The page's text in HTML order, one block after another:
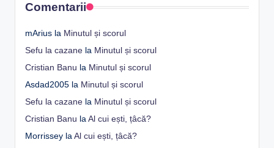
Comentarii
mArius la Minutul și scorul
Sefu la cazane la Minutul și scorul
Cristian Banu la Minutul și scorul
Asdad2005 la Minutul și scorul
Sefu la cazane la Minutul și scorul
Cristian Banu la Al cui ești, țâcă?
Morrissey la Al cui ești, țâcă?